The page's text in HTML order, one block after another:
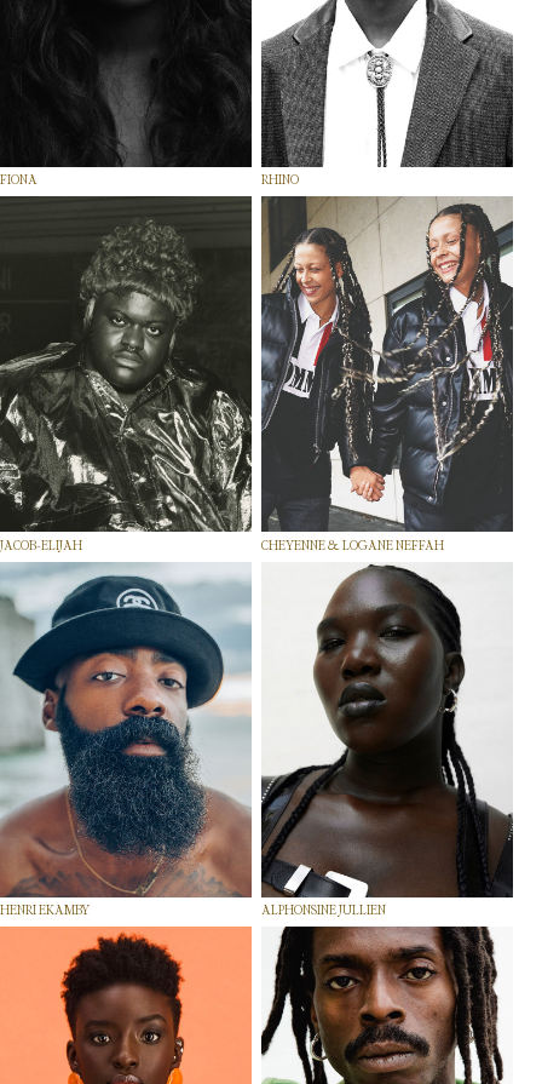
FIONA RHINO
JACOB-ELIJAH CHEYENNE & LOGANE NEFFAH
HENRI EKAMBY ALPHONSINE JULLIEN